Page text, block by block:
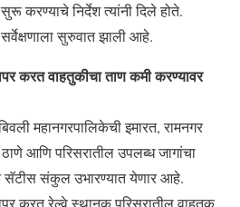
करण्याचे निर्देश त्यांनी दिले होते.
सुरुवात झाली आहे.
करत वाहतुकीचा ताण कमी करण्यावर
महानगरपालिकेची इमारत, रामनगर
आणि परिसरातील उपलब्ध जागांचा
संकुल उभारण्यात येणार आहे.
करत रेल्वे स्थानक परिसरातील वाहतूक